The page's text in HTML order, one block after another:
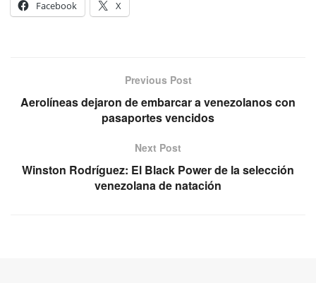
Facebook
X
Previous Post
Aerolíneas dejaron de embarcar a venezolanos con
pasaportes vencidos
Next Post
Winston Rodríguez: El Black Power de la selección
venezolana de natación